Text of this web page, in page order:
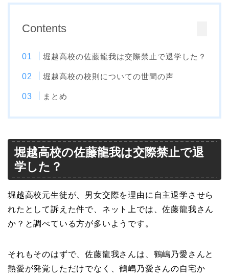
Contents
堀越高校の佐藤龍我は交際禁止で退学した？
堀越高校の校則についての世間の声
まとめ
堀越高校の佐藤龍我は交際禁止で退
学した？
堀越高校元生徒が、男女交際を理由に自主退学させら
れたとして訴えた件で、ネット上では、佐藤龍我さん
か？と調べている方が多いようです。
それもそのはずで、佐藤龍我さんは、鶴嶋乃愛さんと
熱愛が発覚しただけでなく、鶴嶋乃愛さんの自宅か